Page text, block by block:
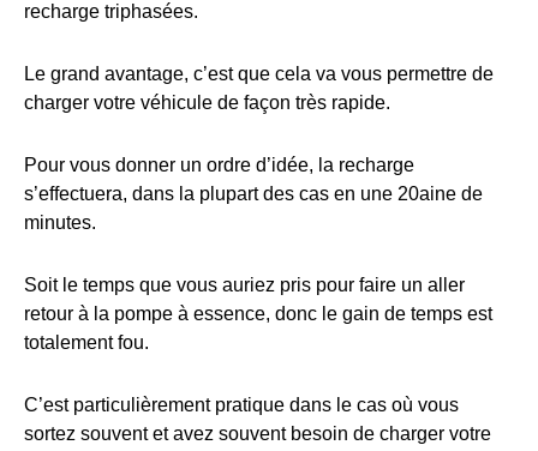
recharge triphasées.
Le grand avantage, c’est que cela va vous permettre de
charger votre véhicule de façon très rapide.
Pour vous donner un ordre d’idée, la recharge
s’effectuera, dans la plupart des cas en une 20aine de
minutes.
Soit le temps que vous auriez pris pour faire un aller
retour à la pompe à essence, donc le gain de temps est
totalement fou.
C’est particulièrement pratique dans le cas où vous
sortez souvent et avez souvent besoin de charger votre